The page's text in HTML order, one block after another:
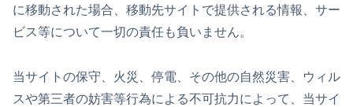
に移動された場合、移動先サイトで提供される情報、サー
ビス等について一切の責任も負いません。
当サイトの保守、火災、停電、その他の自然災害、ウィル
スや第三者の妨害等行為による不可抗力によって、当サイ